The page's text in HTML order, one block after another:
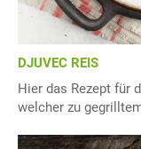
DJUVEC REIS
Hier das Rezept für
welcher zu